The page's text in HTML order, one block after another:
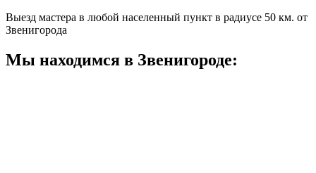
Выезд мастера в любой населенный пункт в радиусе 50 км. от
Звенигорода
Мы находимся в Звенигороде: